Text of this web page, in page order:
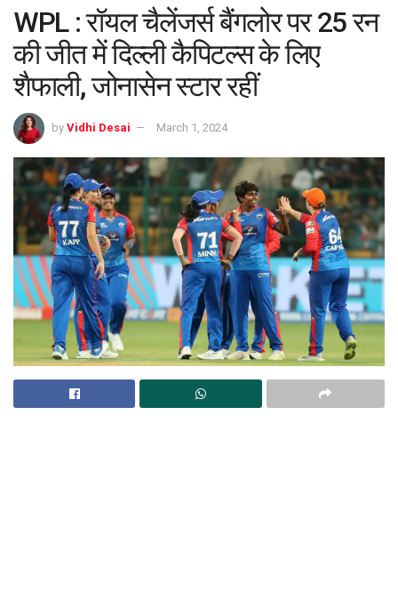
WPL : रॉयल चैलेंजर्स बैंगलोर पर 25 रन
की जीत में दिल्ली कैपिटल्स के लिए
शैफाली, जोनासेन स्टार रहीं
by Vidhi Desai March 1, 2024